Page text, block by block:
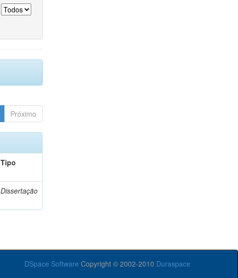
Próximo
Tipo
Dissertação
DSpace Software Copyright © 2002-2010 Duraspace